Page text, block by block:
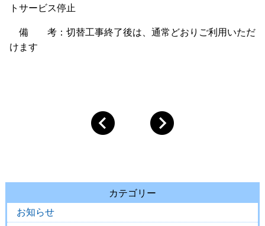
トサービス停止
備 考：切替工事終了後は、通常どおりご利用いただ
けます
カテゴリー
お知らせ